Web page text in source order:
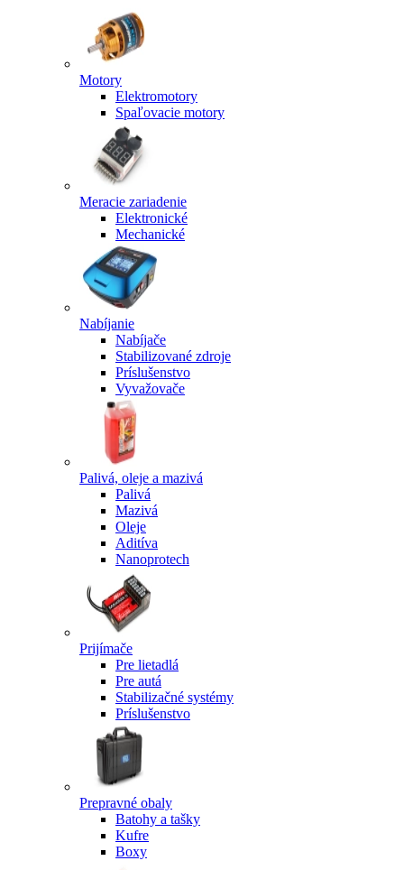
Motory
Elektromotory
Spaľovacie motory
Meracie zariadenie
Elektronické
Mechanické
Nabíjanie
Nabíjače
Stabilizované zdroje
Príslušenstvo
Vyvažovače
Palivá, oleje a mazivá
Palivá
Mazivá
Oleje
Aditíva
Nanoprotech
Prijímače
Pre lietadlá
Pre autá
Stabilizačné systémy
Príslušenstvo
Prepravné obaly
Batohy a tašky
Kufre
Boxy